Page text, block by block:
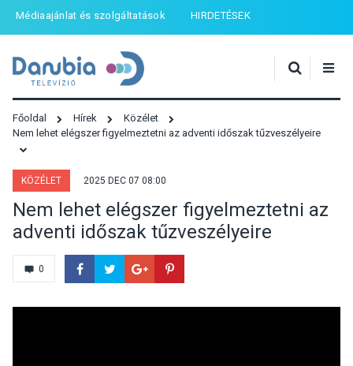
Médiaajánlat és szolgáltatások HIRDETÉSEK
Főoldal Hírek
Közélet
Nem lehet elégszer figyelmeztetni az adventi időszak tűzveszélyeire
KÖZÉLET 2025 DEC 07 08:00
Nem lehet elégszer figyelmeztetni az
adventi időszak tűzveszélyeire
0